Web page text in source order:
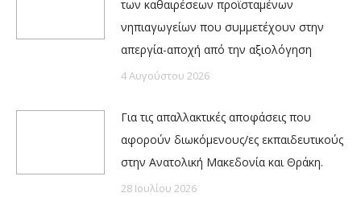
των καθαιρέσεων προϊσταμένων
νηπιαγωγείων που συμμετέχουν στην
απεργία-αποχή από την αξιολόγηση
4 Αυγούστου 2026
Για τις απαλλακτικές αποφάσεις που
αφορούν διωκόμενους/ες εκπαιδευτικούς
στην Ανατολική Μακεδονία και Θράκη.
28 Ιουλίου 2026